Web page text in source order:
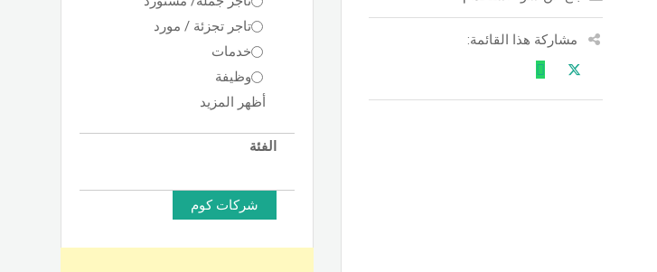
مشاركة هذا القائمة:
تاجر تجزئة / مورد
خدمات
وظيفة
أظهر المزيد
الفئة
شركات كوم